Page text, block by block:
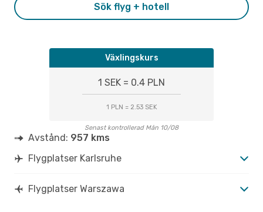
Sök flyg + hotell
Växlingskurs
1 SEK = 0.4 PLN
1 PLN = 2.53 SEK
Senast kontrollerad Mån 10/08
Avstånd: 957 kms
Flygplatser Karlsruhe
Flygplatser Warszawa